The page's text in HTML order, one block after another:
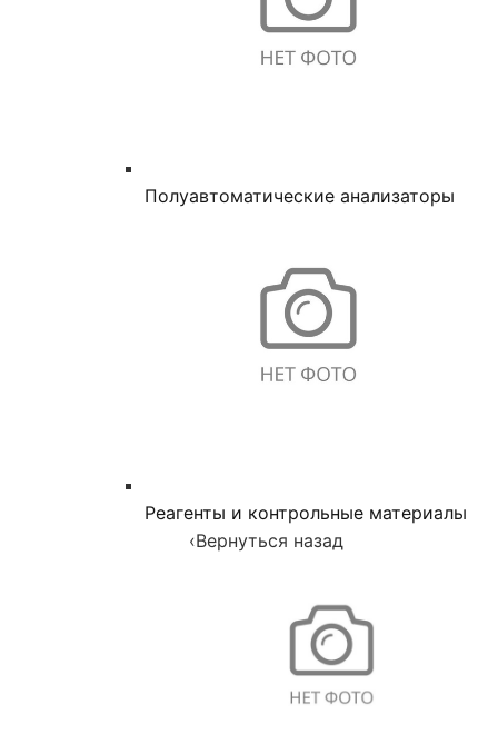
Полуавтоматические анализаторы
Реагенты и контрольные материалы
‹Вернуться назад